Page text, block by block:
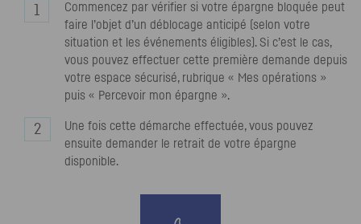
Commencez par vérifier si votre épargne bloquée peut
faire l’objet d’un déblocage anticipé (selon votre
situation et les événements éligibles). Si c’est le cas,
vous pouvez effectuer cette première demande depuis
votre espace sécurisé, rubrique « Mes opérations »
puis « Percevoir mon épargne ».
Une fois cette démarche effectuée, vous pouvez
ensuite demander le retrait de votre épargne
disponible.